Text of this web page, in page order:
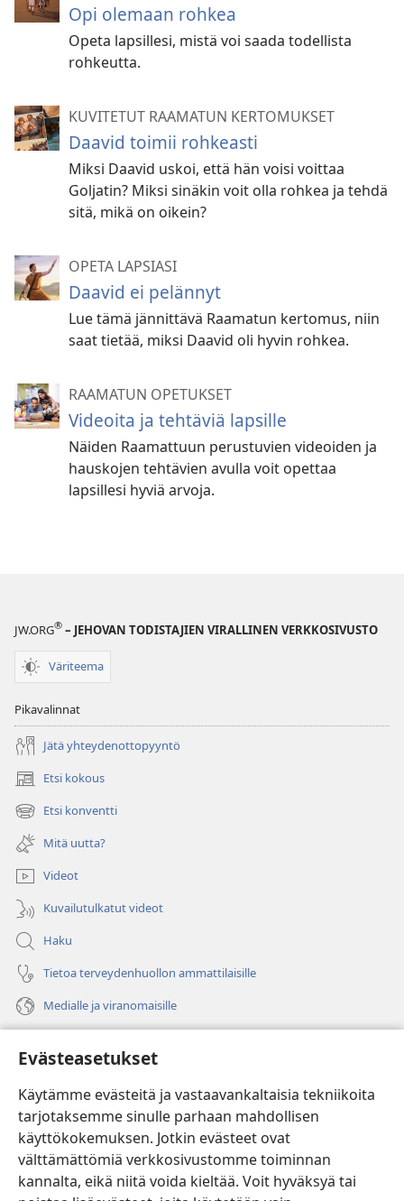
Evästeasetukset
Käytämme evästeitä ja vastaavankaltaisia tekniikoita
tarjotaksemme sinulle parhaan mahdollisen
käyttökokemuksen. Jotkin evästeet ovat
välttämättömiä verkkosivustomme toiminnan
kannalta, eikä niitä voida kieltää. Voit hyväksyä tai
Opi olemaan rohkea
Opeta lapsillesi, mistä voi saada todellista
rohkeutta.
KUVITETUT RAAMATUN KERTOMUKSET
Daavid toimii rohkeasti
Miksi Daavid uskoi, että hän voisi voittaa
Goljatin? Miksi sinäkin voit olla rohkea ja tehdä
sitä, mikä on oikein?
OPETA LAPSIASI
Daavid ei pelännyt
Lue tämä jännittävä Raamatun kertomus, niin
saat tietää, miksi Daavid oli hyvin rohkea.
RAAMATUN OPETUKSET
Videoita ja tehtäviä lapsille
Näiden Raamattuun perustuvien videoiden ja
hauskojen tehtävien avulla voit opettaa
lapsillesi hyviä arvoja.
JW.ORG® – JEHOVAN TODISTAJIEN VIRALLINEN VERKKOSIVUSTO
Väriteema
Pikavalinnat
Jätä yhteydenottopyyntö
Etsi kokous
(avaa
uuden
ikkunan)
Etsi konventti
(avaa
uuden
ikkunan)
Mitä uutta?
Videot
Kuvailutulkatut videot
Haku
Tietoa terveydenhuollon ammattilaisille
Medialle ja viranomaisille
(avaa
uuden
ikkunan)Vartiotornin VERKKOKIRJASTO
(avaa
uuden
ikkunan)JW Hub ®
(avaa